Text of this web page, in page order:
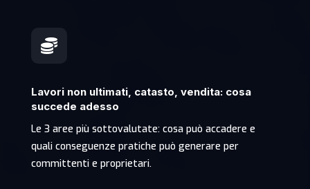

Lavori non ultimati, catasto, vendita: cosa
succede adesso
Le 3 aree più sottovalutate: cosa può accadere e
quali conseguenze pratiche può generare per
committenti e proprietari.